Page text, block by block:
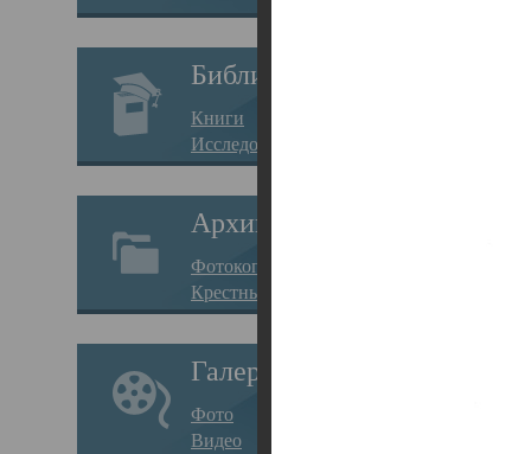
Библиотека
Книги
Исследования
Архив
Фотокопии дел
Крестные ходы
Галерея
Фото
Видео